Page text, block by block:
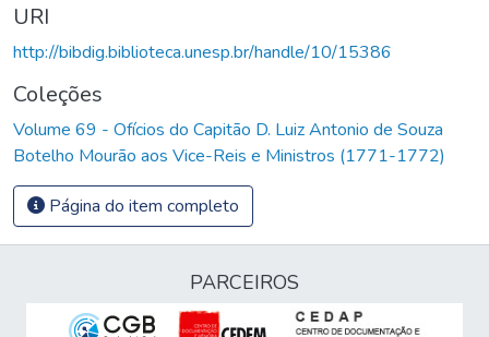
URI
http://bibdig.biblioteca.unesp.br/handle/10/15386
Coleções
Volume 69 - Ofícios do Capitão D. Luiz Antonio de Souza
Botelho Mourão aos Vice-Reis e Ministros (1771-1772)
Página do item completo
PARCEIROS